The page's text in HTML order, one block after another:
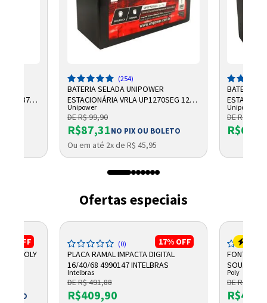
AH F187
(254)
BATERIA SELADA UNIPOWER
ESTACIONÁRIA VRLA UP1270SEG 12V
7AH F187
Unipower
DE R$ 99,90
R$87,31NO PIX OU BOLETO
Ou em até 2x de R$ 45,95
BATERIA
UP1213
Unipower
DE R$ 66,90
Ofertas especiais
OFF
HP POLY
17% OFF
(0)
PLACA RAMAL IMPACTA DIGITAL
16/40/68 4990147 INTELBRAS
Intelbras
DE R$ 491,88
R$409,90
FONTE AUDIOCONFERÊNCIA
Poly
DE R$